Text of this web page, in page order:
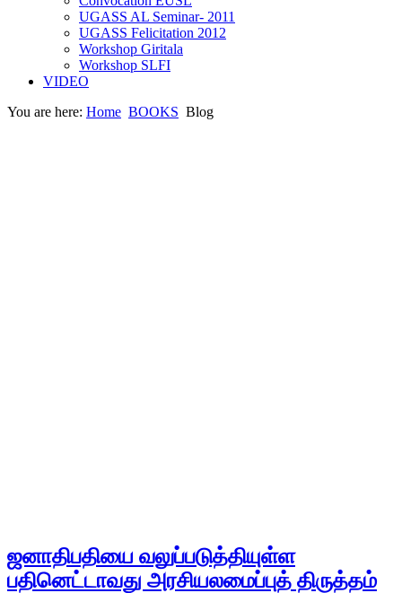
UGASS AL Seminar- 2011
UGASS Felicitation 2012
Workshop Giritala
Workshop SLFI
VIDEO
You are here: Home BOOKS Blog
ஜனாதிபதியை வலுப்படுத்தியுள்ள
பதினெட்டாவது அரசியலமைப்புத் திருத்தம்